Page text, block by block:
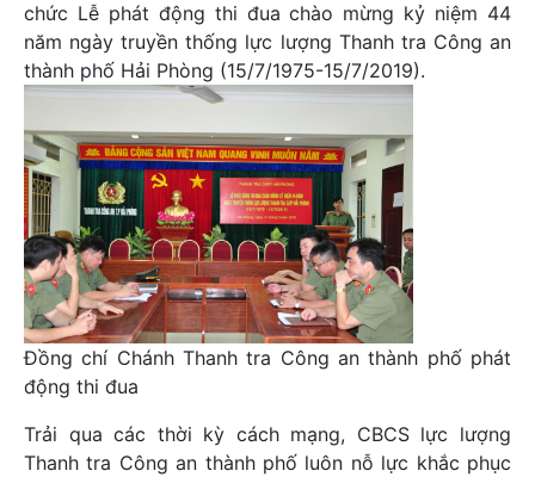
chức Lễ phát động thi đua chào mừng kỷ niệm 44
năm ngày truyền thống lực lượng Thanh tra Công an
thành phố Hải Phòng (15/7/1975-15/7/2019).
Đồng chí Chánh Thanh tra Công an thành phố phát
động thi đua
Trải qua các thời kỳ cách mạng, CBCS lực lượng
Thanh tra Công an thành phố luôn nỗ lực khắc phục